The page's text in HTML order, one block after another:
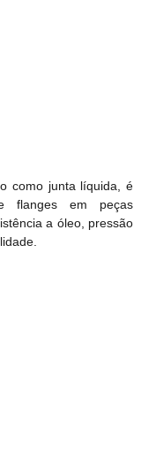
como junta líquida, é
flanges em peças
a óleo, pressão